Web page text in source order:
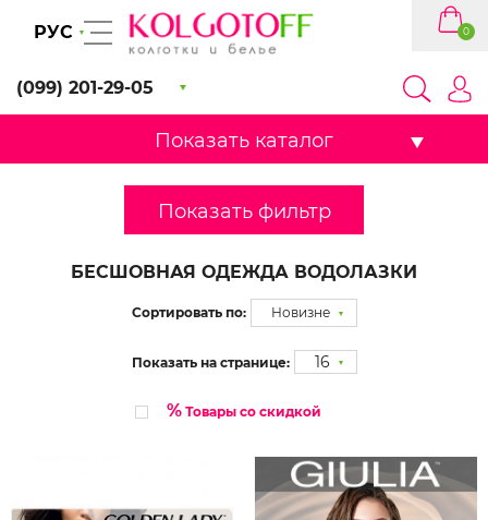
РУС
(099) 201-29-05
0
Показать каталог
Показать фильтр
БЕСШОВНАЯ ОДЕЖДА ВОДОЛАЗКИ
Сортировать по: Новизне
Показать на странице: 16
% Товары со скидкой